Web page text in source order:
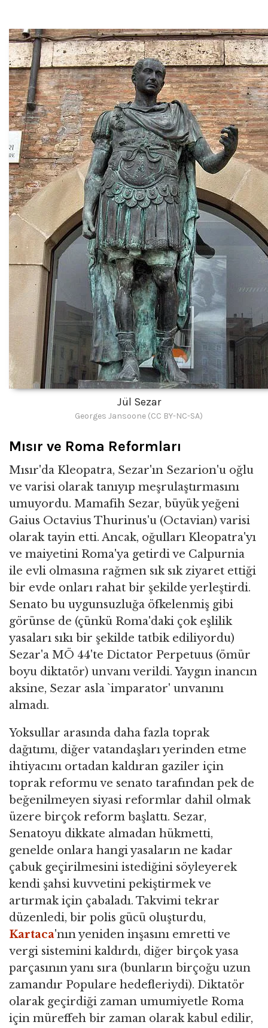
Jül Sezar
Georges Jansoone (CC BY-NC-SA)
Mısır ve Roma Reformları
Mısır'da Kleopatra, Sezar'ın Sezarion'u oğlu
ve varisi olarak tanıyıp meşrulaştırmasını
umuyordu. Mamafih Sezar, büyük yeğeni
Gaius Octavius ​​Thurinus'u (Octavian) varisi
olarak tayin etti. Ancak, oğulları Kleopatra'yı
ve maiyetini Roma'ya getirdi ve Calpurnia
ile evli olmasına rağmen sık sık ziyaret ettiği
bir evde onları rahat bir şekilde yerleştirdi.
Senato bu uygunsuzluğa öfkelenmiş gibi
görünse de (çünkü Roma'daki çok eşlilik
yasaları sıkı bir şekilde tatbik ediliyordu)
Sezar'a MÖ 44'te Dictator Perpetuus (ömür
boyu diktatör) unvanı verildi. Yaygın inancın
aksine, Sezar asla `imparator' unvanını
almadı.
Yoksullar arasında daha fazla toprak
dağıtımı, diğer vatandaşları yerinden etme
ihtiyacını ortadan kaldıran gaziler için
toprak reformu ve senato tarafından pek de
beğenilmeyen siyasi reformlar dahil olmak
üzere birçok reform başlattı. Sezar,
Senatoyu dikkate almadan hükmetti,
genelde onlara hangi yasaların ne kadar
çabuk geçirilmesini istediğini söyleyerek
kendi şahsi kuvvetini pekiştirmek ve
artırmak için çabaladı. Takvimi tekrar
düzenledi, bir polis gücü oluşturdu,
Kartaca'nın yeniden inşasını emretti ve
vergi sistemini kaldırdı, diğer birçok yasa
parçasının yanı sıra (bunların birçoğu uzun
zamandır Populare hedefleriydi). Diktatör
olarak geçirdiği zaman umumiyetle Roma
için müreffeh bir zaman olarak kabul edilir,